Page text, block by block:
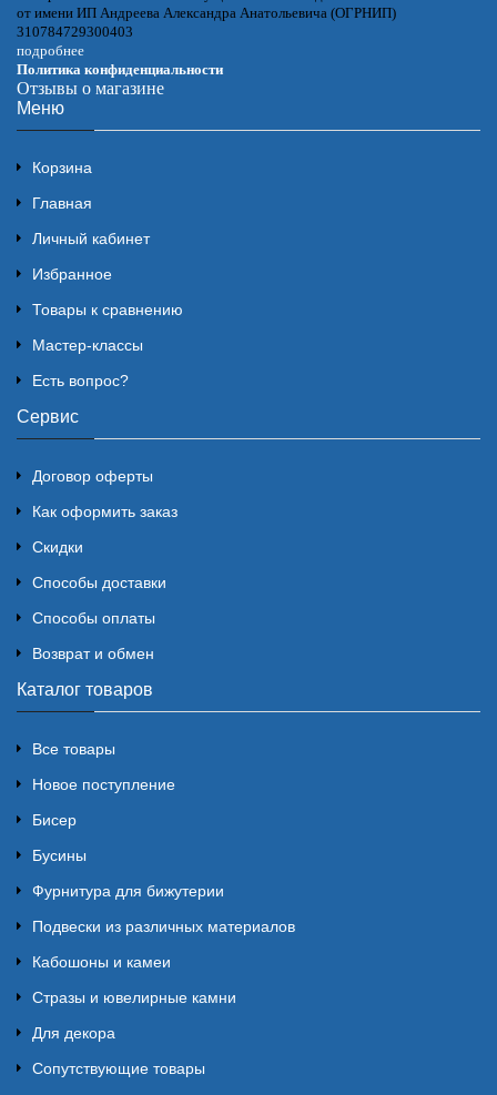
от имени ИП Андреева Александра Анатольевича (ОГРНИП)
310784729300403
подробнее
Политика конфиденциальности
Отзывы о магазине
Меню
Корзина
Главная
Личный кабинет
Избранное
Товары к сравнению
Мастер-классы
Есть вопрос?
Сервис
Договор оферты
Как оформить заказ
Скидки
Способы доставки
Способы оплаты
Возврат и обмен
Каталог товаров
Все товары
Новое поступление
Бисер
Бусины
Фурнитура для бижутерии
Подвески из различных материалов
Кабошоны и камеи
Стразы и ювелирные камни
Для декора
Сопутствующие товары